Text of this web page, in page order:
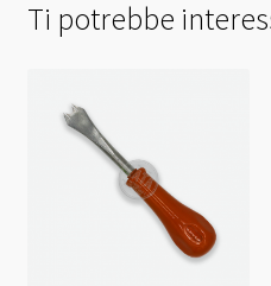
Ti potrebbe